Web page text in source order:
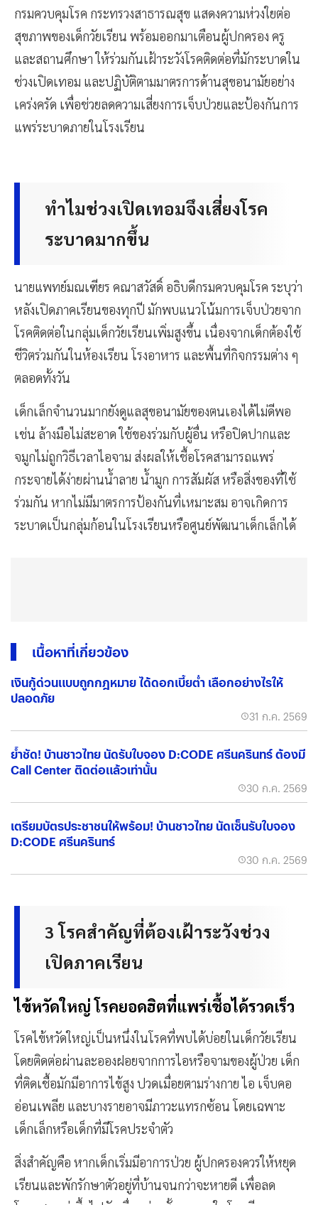
กรมควบคุมโรค กระทรวงสาธารณสุข แสดงความห่วงใยต่อ
สุขภาพของเด็กวัยเรียน พร้อมออกมาเตือนผู้ปกครอง ครู
และสถานศึกษา ให้ร่วมกันเฝ้าระวังโรคติดต่อที่มักระบาดใน
ช่วงเปิดเทอม และปฏิบัติตามมาตรการด้านสุขอนามัยอย่าง
เคร่งครัด เพื่อช่วยลดความเสี่ยงการเจ็บป่วยและป้องกันการ
แพร่ระบาดภายในโรงเรียน
ทำไมช่วงเปิดเทอมจึงเสี่ยงโรค
ระบาดมากขึ้น
นายแพทย์มณเฑียร คณาสวัสดิ์ อธิบดีกรมควบคุมโรค ระบุว่า
หลังเปิดภาคเรียนของทุกปี มักพบแนวโน้มการเจ็บป่วยจาก
โรคติดต่อในกลุ่มเด็กวัยเรียนเพิ่มสูงขึ้น เนื่องจากเด็กต้องใช้
ชีวิตร่วมกันในห้องเรียน โรงอาหาร และพื้นที่กิจกรรมต่าง ๆ
ตลอดทั้งวัน
เด็กเล็กจำนวนมากยังดูแลสุขอนามัยของตนเองได้ไม่ดีพอ
เช่น ล้างมือไม่สะอาด ใช้ของร่วมกับผู้อื่น หรือปิดปากและ
จมูกไม่ถูกวิธีเวลาไอจาม ส่งผลให้เชื้อโรคสามารถแพร่
กระจายได้ง่ายผ่านน้ำลาย น้ำมูก การสัมผัส หรือสิ่งของที่ใช้
ร่วมกัน หากไม่มีมาตรการป้องกันที่เหมาะสม อาจเกิดการ
ระบาดเป็นกลุ่มก้อนในโรงเรียนหรือศูนย์พัฒนาเด็กเล็กได้
เนื้อหาที่เกี่ยวข้อง
เงินกู้ด่วนแบบถูกกฎหมาย ได้ดอกเบี้ยต่ำ เลือกอย่างไรให้
ปลอดภัย
31 ก.ค. 2569
ย้ำชัด! บ้านชาวไทย นัดรับใบจอง D:CODE ศรีนครินทร์ ต้องมี
Call Center ติดต่อแล้วเท่านั้น
30 ก.ค. 2569
เตรียมบัตรประชาชนให้พร้อม! บ้านชาวไทย นัดเซ็นรับใบจอง
D:CODE ศรีนครินทร์
30 ก.ค. 2569
3 โรคสำคัญที่ต้องเฝ้าระวังช่วง
เปิดภาคเรียน
ไข้หวัดใหญ่ โรคยอดฮิตที่แพร่เชื้อได้รวดเร็ว
โรคไข้หวัดใหญ่เป็นหนึ่งในโรคที่พบได้บ่อยในเด็กวัยเรียน
โดยติดต่อผ่านละอองฝอยจากการไอหรือจามของผู้ป่วย เด็ก
ที่ติดเชื้อมักมีอาการไข้สูง ปวดเมื่อยตามร่างกาย ไอ เจ็บคอ
อ่อนเพลีย และบางรายอาจมีภาวะแทรกซ้อน โดยเฉพาะ
เด็กเล็กหรือเด็กที่มีโรคประจำตัว
สิ่งสำคัญคือ หากเด็กเริ่มมีอาการป่วย ผู้ปกครองควรให้หยุด
เรียนและพักรักษาตัวอยู่ที่บ้านจนกว่าจะหายดี เพื่อลด